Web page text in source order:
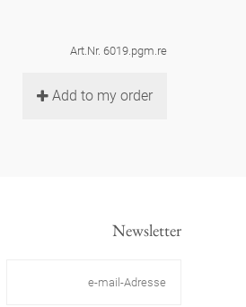
Art.Nr. 6019.pgm.re
Add to my order
Newsletter